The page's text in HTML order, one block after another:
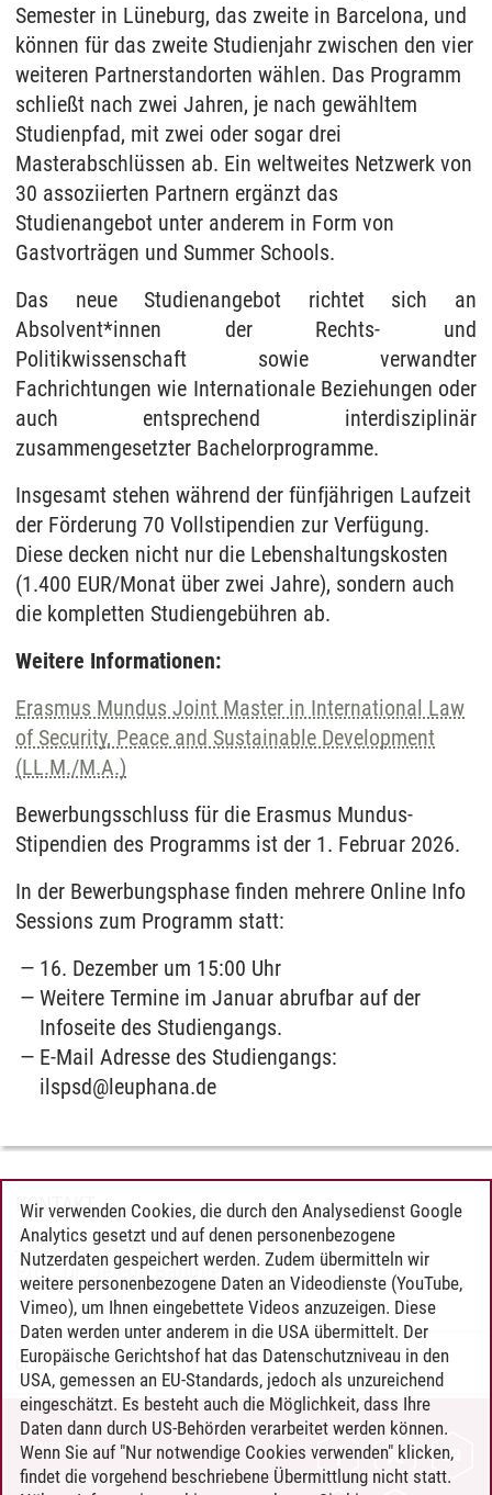
Semester in Lüneburg, das zweite in Barcelona, und
können für das zweite Studienjahr zwischen den vier
weiteren Partnerstandorten wählen. Das Programm
schließt nach zwei Jahren, je nach gewähltem
Studienpfad, mit zwei oder sogar drei
Masterabschlüssen ab. Ein weltweites Netzwerk von
30 assoziierten Partnern ergänzt das
Studienangebot unter anderem in Form von
Gastvorträgen und Summer Schools.
Das neue Studienangebot richtet sich an
Absolvent*innen der Rechts- und
Politikwissenschaft sowie verwandter
Fachrichtungen wie Internationale Beziehungen oder
auch entsprechend interdisziplinär
zusammengesetzter Bachelorprogramme.
Insgesamt stehen während der fünfjährigen Laufzeit
der Förderung 70 Vollstipendien zur Verfügung.
Diese decken nicht nur die Lebenshaltungskosten
(1.400 EUR/Monat über zwei Jahre), sondern auch
die kompletten Studiengebühren ab.
Weitere Informationen:
Erasmus Mundus Joint Master in International Law
of Security, Peace and Sustainable Development
(LL.M./M.A.)
Bewerbungsschluss für die Erasmus Mundus-
Stipendien des Programms ist der 1. Februar 2026.
In der Bewerbungsphase finden mehrere Online Info
Sessions zum Programm statt:
16. Dezember um 15:00 Uhr
Weitere Termine im Januar abrufbar auf der
Infoseite des Studiengangs.
E-Mail Adresse des Studiengangs:
ilspsd@leuphana.de
KONTAKT
Prof. Dr. Valentin Schatz
Prof. Dr. Jelena Bäumler
Dr. Marietta Hülsmann/15.12.2025
KONTAKT
LEUPHANA ALS ARBEITGEBER
Wir verwenden Cookies, die durch den Analysedienst Google
Analytics gesetzt und auf denen personenbezogene
Nutzerdaten gespeichert werden. Zudem übermitteln wir
weitere personenbezogene Daten an Videodienste (YouTube,
Vimeo), um Ihnen eingebettete Videos anzuzeigen. Diese
Daten werden unter anderem in die USA übermittelt. Der
Europäische Gerichtshof hat das Datenschutzniveau in den
USA, gemessen an EU-Standards, jedoch als unzureichend
eingeschätzt. Es besteht auch die Möglichkeit, dass Ihre
Daten dann durch US-Behörden verarbeitet werden können.
Wenn Sie auf "Nur notwendige Cookies verwenden" klicken,
findet die vorgehend beschriebene Übermittlung nicht statt.